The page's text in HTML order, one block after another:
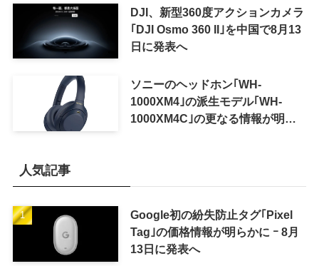
可能に
DJI、新型360度アクションカメラ
｢DJI Osmo 360 II｣を中国で8月13
日に発表へ
ソニーのヘッドホン｢WH-
1000XM4｣の派生モデル｢WH-
1000XM4C｣の更なる情報が明ら
人気記事
Google初の紛失防止タグ｢Pixel
Tag｣の価格情報が明らかに ｰ 8月
13日に発表へ